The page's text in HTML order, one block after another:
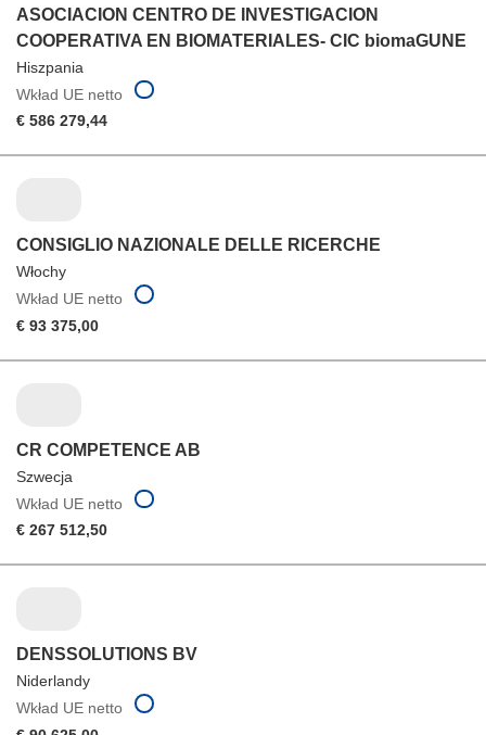
ASOCIACION CENTRO DE INVESTIGACION
COOPERATIVA EN BIOMATERIALES- CIC biomaGUNE
Hiszpania
Wkład UE netto
€ 586 279,44
CONSIGLIO NAZIONALE DELLE RICERCHE
Włochy
Wkład UE netto
€ 93 375,00
CR COMPETENCE AB
Szwecja
Wkład UE netto
€ 267 512,50
DENSSOLUTIONS BV
Niderlandy
Wkład UE netto